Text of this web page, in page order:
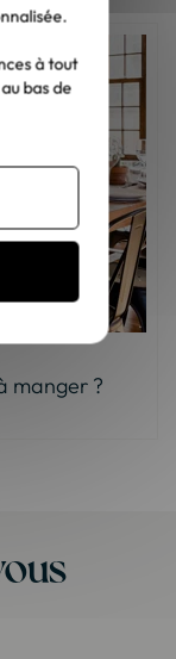
manger ?
à tout
bas de